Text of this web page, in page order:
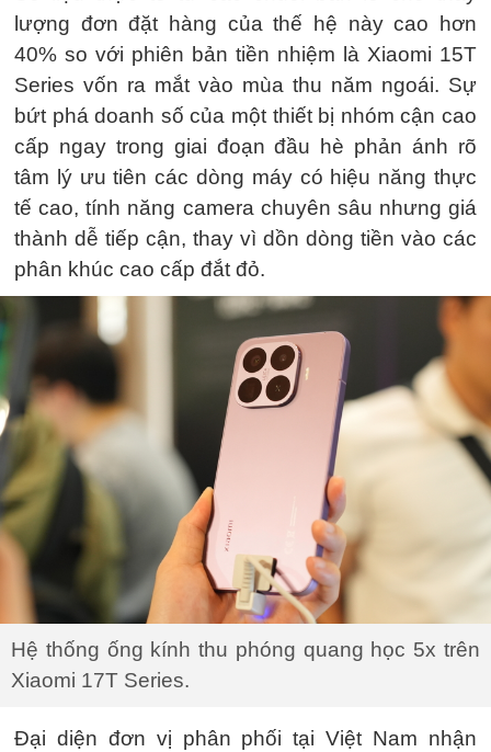
lượng đơn đặt hàng của thế hệ này cao hơn
40% so với phiên bản tiền nhiệm là Xiaomi 15T
Series vốn ra mắt vào mùa thu năm ngoái. Sự
bứt phá doanh số của một thiết bị nhóm cận cao
cấp ngay trong giai đoạn đầu hè phản ánh rõ
tâm lý ưu tiên các dòng máy có hiệu năng thực
tế cao, tính năng camera chuyên sâu nhưng giá
thành dễ tiếp cận, thay vì dồn dòng tiền vào các
phân khúc cao cấp đắt đỏ.
Hệ thống ống kính thu phóng quang học 5x trên
Xiaomi 17T Series.
Đại diện đơn vị phân phối tại Việt Nam nhận